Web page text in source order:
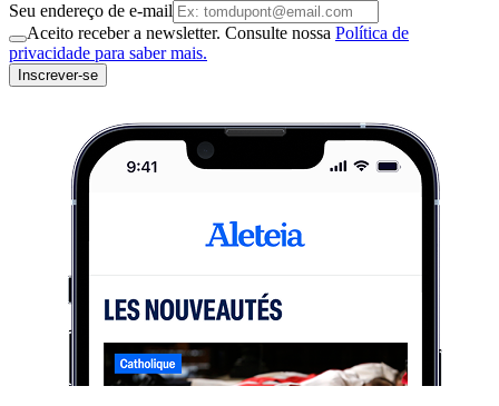
Seu endereço de e-mail
Aceito receber a newsletter. Consulte nossa Política de
privacidade para saber mais.
Inscrever-se